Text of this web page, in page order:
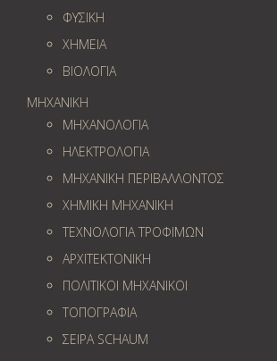
ΦΥΣΙΚΗ
ΧΗΜΕΙΑ
ΒΙΟΛΟΓΙΑ
ΜΗΧΑΝΙΚΗ
ΜΗΧΑΝΟΛΟΓΙΑ
ΗΛΕΚΤΡΟΛΟΓΙΑ
ΜΗΧΑΝΙΚΗ ΠΕΡΙΒΑΛΛΟΝΤΟΣ
ΧΗΜΙΚΗ ΜΗΧΑΝΙΚΗ
ΤΕΧΝΟΛΟΓΙΑ ΤΡΟΦΙΜΩΝ
ΑΡΧΙΤΕΚΤΟΝΙΚΗ
ΠΟΛΙΤΙΚΟΙ ΜΗΧΑΝΙΚΟΙ
ΤΟΠΟΓΡΑΦΙΑ
ΣΕΙΡΑ SCHAUM